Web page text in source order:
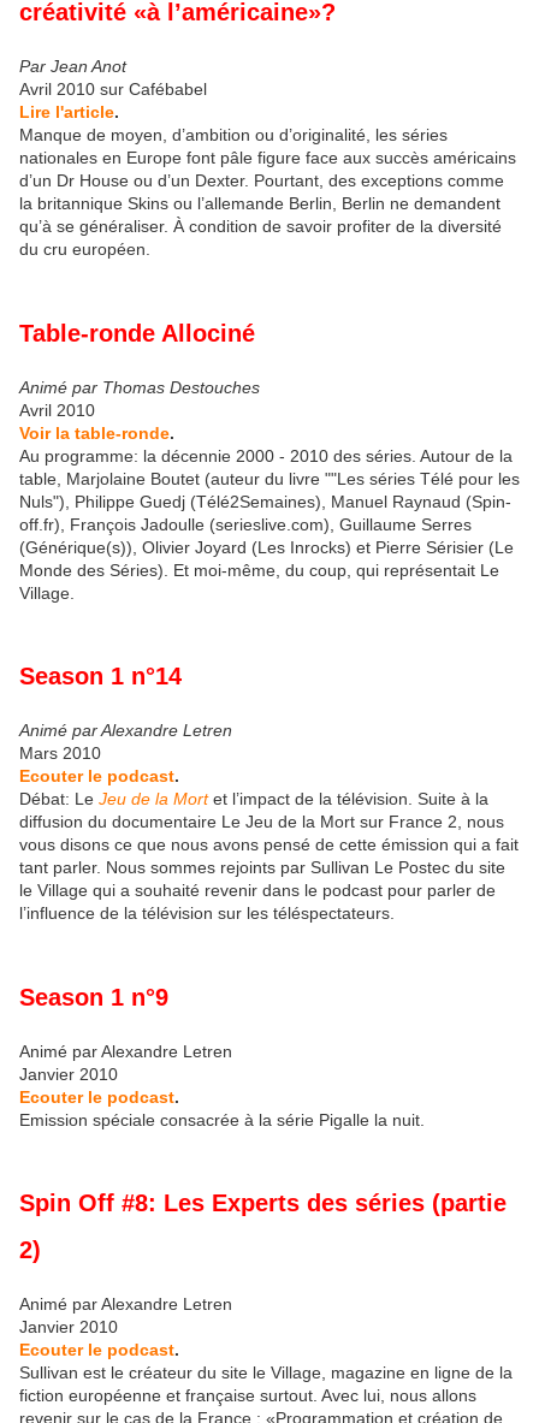
créativité «à l’américaine»?
Par Jean Anot
Avril 2010 sur Cafébabel
Lire l'article.
Manque de moyen, d’ambition ou d’originalité, les séries
nationales en Europe font pâle figure face aux succès américains
d’un Dr House ou d’un Dexter. Pourtant, des exceptions comme
la britannique Skins ou l’allemande Berlin, Berlin ne demandent
qu’à se généraliser. À condition de savoir profiter de la diversité
du cru européen.
Table-ronde Allociné
Animé par Thomas Destouches
Avril 2010
Voir la table-ronde.
Au programme: la décennie 2000 - 2010 des séries. Autour de la
table, Marjolaine Boutet (auteur du livre ""Les séries Télé pour les
Nuls"), Philippe Guedj (Télé2Semaines), Manuel Raynaud (Spin-
off.fr), François Jadoulle (serieslive.com), Guillaume Serres
(Générique(s)), Olivier Joyard (Les Inrocks) et Pierre Sérisier (Le
Monde des Séries). Et moi-même, du coup, qui représentait Le
Village.
Season 1 n°14
Animé par Alexandre Letren
Mars 2010
Ecouter le podcast.
Débat: Le Jeu de la Mortet l’impact de la télévision. Suite à la
diffusion du documentaire Le Jeu de la Mort sur France 2, nous
vous disons ce que nous avons pensé de cette émission qui a fait
tant parler. Nous sommes rejoints par Sullivan Le Postec du site
le Village qui a souhaité revenir dans le podcast pour parler de
l’influence de la télévision sur les téléspectateurs.
Season 1 n°9
Animé par Alexandre Letren
Janvier 2010
Ecouter le podcast.
Emission spéciale consacrée à la série Pigalle la nuit.
Spin Off #8: Les Experts des séries (partie
2)
Animé par Alexandre Letren
Janvier 2010
Ecouter le podcast.
Sullivan est le créateur du site le Village, magazine en ligne de la
fiction européenne et française surtout. Avec lui, nous allons
revenir sur le cas de la France : «Programmation et création de